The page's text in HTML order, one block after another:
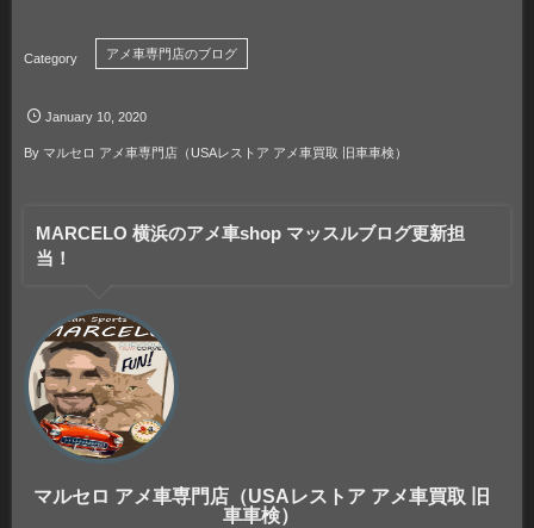
アメ車専門店のブログ
January 10 ,2020
By マルセロ アメ車専門店（USAレストア アメ車買取 旧車車検）
MARCELO 横浜のアメ車shop マッスルブログ更新担
当！
マルセロ アメ車専門店（USAレストア アメ車買取 旧
車車検）